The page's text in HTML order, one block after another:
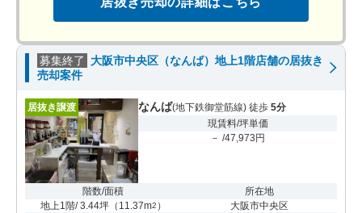
募集終了
大阪市中央区（なんば）地上1階店舗の居抜き
売却案件
居抜き譲渡 なんば(地下鉄御堂筋線) 徒歩 5分
現賃料/坪単価
－ /47,973円
階数/面積
地上1階/ 3.44坪（ 11.37m2 ）
所在地
大阪市中央区